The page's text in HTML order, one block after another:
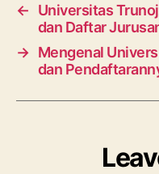
←
Universitas
dan Daftar
→ Mengenal
dan